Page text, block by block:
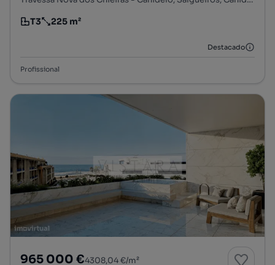
Tipologia
T3
Preço por metro quadrado
225 m²
Destacado
Profissional
965 000 €4308,04 €/m²